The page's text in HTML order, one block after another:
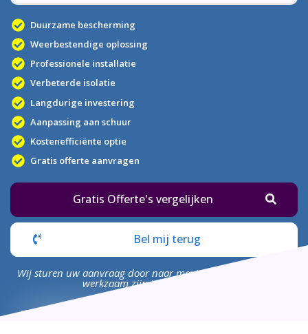
Duurzame bescherming
Weerbestendige oplossing
Professionele installatie
Verbeterde isolatie
Langdurige investering
Aanpassing aan schuur
Kostenefficiënte optie
Gratis offerte aanvragen
Gratis Offerte's vergelijken
Bel mij terug
Wij sturen uw aanvraag door naar maximaal 4 bedrijven die
werkzaam zijn in uw omgeving.